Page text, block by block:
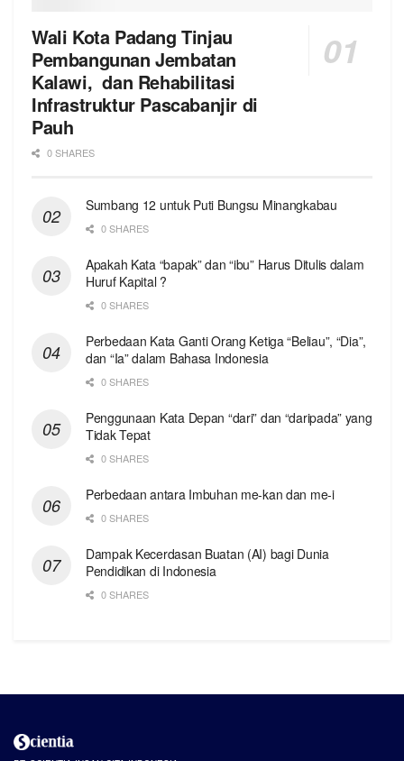
Wali Kota Padang Tinjau
Pembangunan Jembatan
Kalawi, dan Rehabilitasi
Infrastruktur Pascabanjir di
Pauh
0 SHARES
Sumbang 12 untuk Puti Bungsu Minangkabau
0 SHARES
Apakah Kata “bapak” dan “ibu” Harus Ditulis dalam
Huruf Kapital ?
0 SHARES
Perbedaan Kata Ganti Orang Ketiga “Beliau”, “Dia”,
dan “Ia” dalam Bahasa Indonesia
0 SHARES
Penggunaan Kata Depan “dari” dan “daripada” yang
Tidak Tepat
0 SHARES
Perbedaan antara Imbuhan me-kan dan me-i
0 SHARES
Dampak Kecerdasan Buatan (AI) bagi Dunia
Pendidikan di Indonesia
0 SHARES